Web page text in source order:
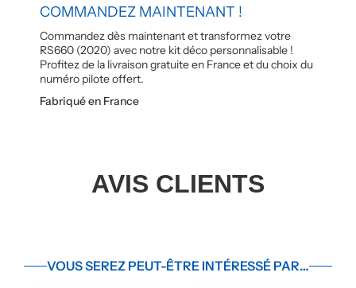
COMMANDEZ MAINTENANT !
Commandez dès maintenant et transformez votre
RS660 (2020) avec notre kit déco personnalisable !
Profitez de la livraison gratuite en France et du choix du
numéro pilote offert.
Fabriqué en France
AVIS CLIENTS
VOUS SEREZ PEUT-ÊTRE INTÉRESSÉ PAR…